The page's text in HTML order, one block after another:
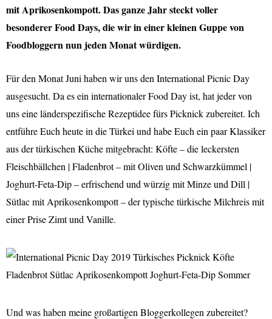
mit Aprikosenkompott. Das ganze Jahr steckt voller
besonderer Food Days, die wir in einer kleinen Guppe von
Foodbloggern nun jeden Monat würdigen.
Für den Monat Juni haben wir uns den International Picnic Day
ausgesucht. Da es ein internationaler Food Day ist, hat jeder von
uns eine länderspezifische Rezeptidee fürs Picknick zubereitet. Ich
entführe Euch heute in die Türkei und habe Euch ein paar Klassiker
aus der türkischen Küche mitgebracht: Köfte – die leckersten
Fleischbällchen | Fladenbrot – mit Oliven und Schwarzkümmel |
Joghurt-Feta-Dip – erfrischend und würzig mit Minze und Dill |
Sütlac mit Aprikosenkompott – der typische türkische Milchreis mit
einer Prise Zimt und Vanille.
Und was haben meine großartigen Bloggerkollegen zubereitet?